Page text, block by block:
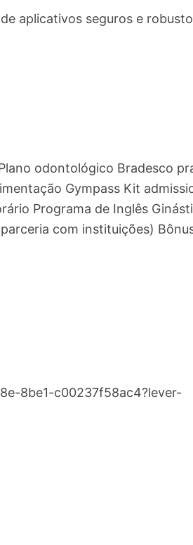
aplicativos seguros e
odontológico Bradesco
Gympass Kit
Programa de Inglês
com instituições)
8be1-c00237f58ac4?lever-